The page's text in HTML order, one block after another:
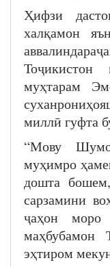
Ҳифзи
халқамон
Тоҷикистон
муҳтарам
миллӣ гуфта
“Мову
муҳимро
дошта
сарзамини
ҷаҳон моро
маҳбубамон
эҳтиром